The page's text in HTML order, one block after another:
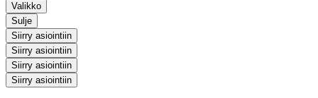
Valikko
Sulje
Siirry asiointiin
Siirry asiointiin
Siirry asiointiin
Siirry asiointiin